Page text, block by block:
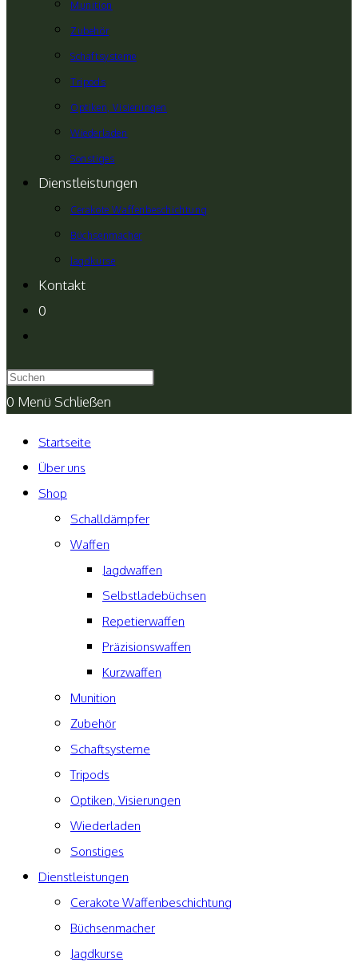
Munition
Zubehör
Schaftsysteme
Tripods
Optiken, Visierungen
Wiederladen
Sonstiges
Dienstleistungen
Cerakote Waffenbeschichtung
Büchsenmacher
Jagdkurse
Kontakt
0
umschalten
0 Menü Schließen
Startseite
Über uns
Shop
Schalldämpfer
Waffen
Jagdwaffen
Selbstladebüchsen
Repetierwaffen
Präzisionswaffen
Kurzwaffen
Munition
Zubehör
Schaftsysteme
Tripods
Optiken, Visierungen
Wiederladen
Sonstiges
Dienstleistungen
Cerakote Waffenbeschichtung
Büchsenmacher
Jagdkurse